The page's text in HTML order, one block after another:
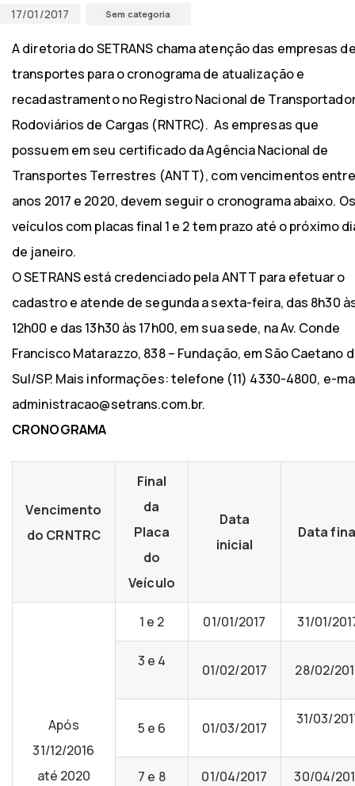
17/01/2017 Sem categoria
A diretoria do SETRANS chama atenção das empresas
transportes para o cronograma de atualização e
recadastramento no Registro Nacional de
Rodoviários de Cargas (RNTRC). As empresas que
possuem em seu certificado da Agência Nacional de
Transportes Terrestres (ANTT), com vencimentos
anos 2017 e 2020, devem seguir o cronograma abaixo. Os
veículos com placas final 1 e 2 tem prazo até o próximo
de janeiro.
O SETRANS está credenciado pela ANTT para efetuar o
cadastro e atende de segunda a sexta-feira, das 8h30
12h00 e das 13h30 às 17h00, em sua sede, na Av. Conde
Francisco Matarazzo, 838 – Fundação, em São Caetano
Sul/SP. Mais informações: telefone (11) 4330-4800, e-
administracao@setrans.com.br.
CRONOGRAMA
Vencimento
do CRNTRC
Final
da
Placa
do
Veículo
Data
inicial
Data
Após
31/12/2016
até 2020
1 e 2 01/01/2017 31/01/
3 e 4
01/02/2017 28/02/
5 e 6 01/03/2017
31/03/
7 e 8 01/04/2017 30/04/